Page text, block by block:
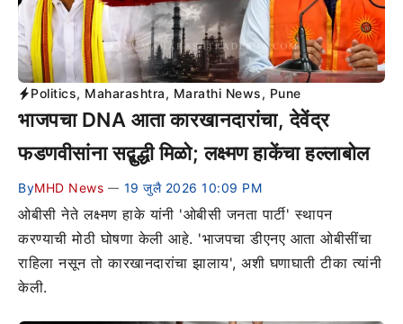
Politics, Maharashtra, Marathi News, Pune
भाजपचा DNA आता कारखानदारांचा, देवेंद्र
फडणवीसांना सद्बुद्धी मिळो; लक्ष्मण हाकेंचा हल्लाबोल
ByMHD News — 19 जुलै 2026 10:09 PM
ओबीसी नेते लक्ष्मण हाके यांनी 'ओबीसी जनता पार्टी' स्थापन
करण्याची मोठी घोषणा केली आहे. 'भाजपचा डीएनए आता ओबीसींचा
राहिला नसून तो कारखानदारांचा झालाय', अशी घणाघाती टीका त्यांनी
केली.